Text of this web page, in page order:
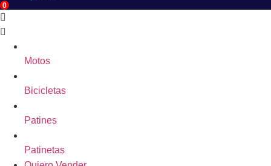
0
Motos
Bicicletas
Patines
Patinetas